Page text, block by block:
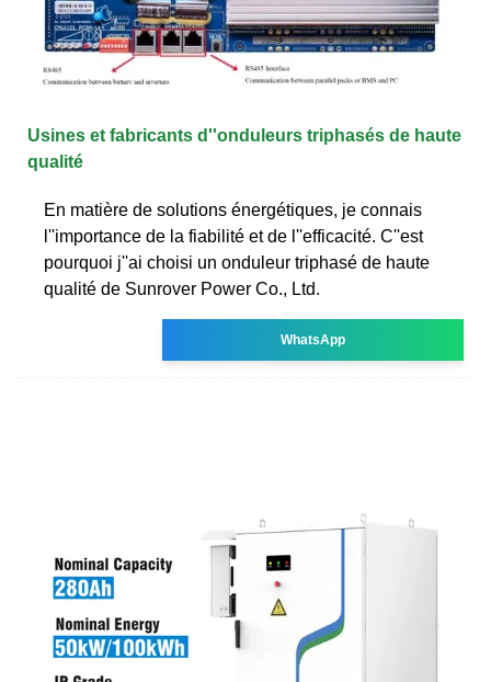
Usines et fabricants d''onduleurs triphasés de haute
qualité
En matière de solutions énergétiques, je connais
l''importance de la fiabilité et de l''efficacité. C''est
pourquoi j''ai choisi un onduleur triphasé de haute
qualité de Sunrover Power Co., Ltd.
WhatsApp